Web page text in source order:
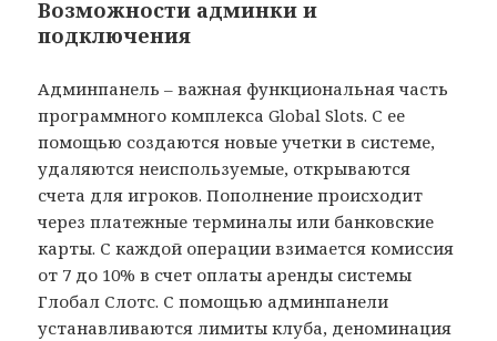
Возможности админки и
подключения
Админпанель – важная функциональная часть
программного комплекса Global Slots. С ее
помощью создаются новые учетки в системе,
удаляются неиспользуемые, открываются
счета для игроков. Пополнение происходит
через платежные терминалы или банковские
карты. С каждой операции взимается комиссия
от 7 до 10% в счет оплаты аренды системы
Глобал Слотс. С помощью админпанели
устанавливаются лимиты клуба, деноминация